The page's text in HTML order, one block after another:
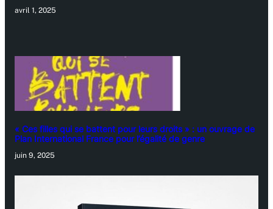
avril 1, 2025
« Ces filles qui se battent pour leurs droits » : un ouvrage de
Plan International France pour l’égalité de genre
juin 9, 2025